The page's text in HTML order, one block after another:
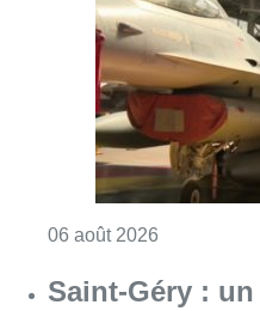
06 août 2026
Saint-Géry :